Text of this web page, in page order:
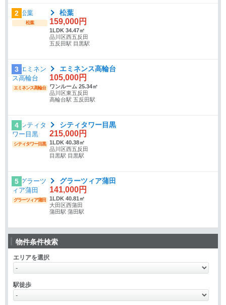
2
松葉
松葉
159,000円
1LDK 34.47㎡
品川区西五反田
五反田駅 目黒駅
3
エミネンス高輪台
エミネンス高輪台
105,000円
ワンルーム 25.34㎡
品川区東五反田
高輪台駅 五反田駅
4
シティタワー目黒
シティタワー目黒
215,000円
1LDK 40.38㎡
品川区西五反田
目黒駅 目黒駅
5
グラーツィア蒲田
グラーツィア蒲田
141,000円
1LDK 40.81㎡
大田区西蒲田
蒲田駅 蒲田駅
物件条件検索
エリアを選択
駅徒歩